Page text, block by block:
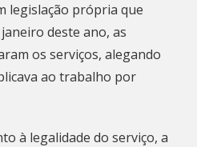
legislação própria que
deste ano, as
os serviços, alegando
ao trabalho por
à legalidade do serviço, a